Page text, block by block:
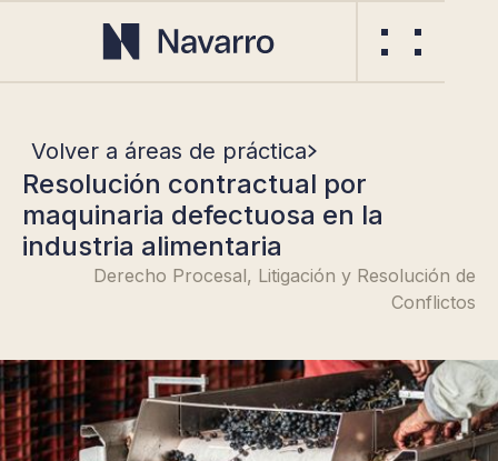
Volver a áreas de práctica
Resolución contractual por
maquinaria defectuosa en la
industria alimentaria
Derecho Procesal, Litigación y Resolución de
Conflictos